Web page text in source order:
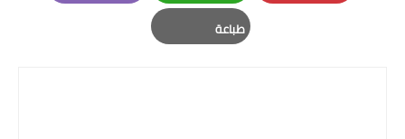
Whatsapp
طباعة